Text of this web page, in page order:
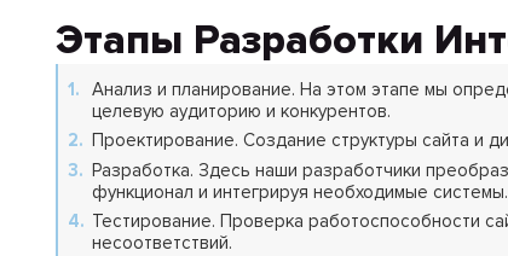
Этапы Разработки
Анализ и планирование. На этом этапе мы
целевую аудиторию и конкурентов.
Проектирование. Создание структуры сайта и
Разработка. Здесь наши разработчики
функционал и интегрируя необходимые системы.
Тестирование. Проверка работоспособности
несоответствий.